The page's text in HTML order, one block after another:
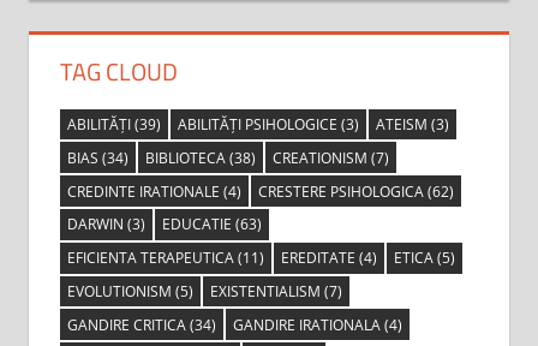
TAG CLOUD
ABILITĂȚI(39) ABILITĂȚI PSIHOLOGICE (3) ATEISM (3)
BIAS (34) BIBLIOTECA(38) CREATIONISM (7)
CREDINTE IRATIONALE (4) CRESTERE PSIHOLOGICA(62)
DARWIN (3) EDUCATIE (63)
EFICIENTA TERAPEUTICA(11) EREDITATE (4) ETICA(5)
EVOLUTIONISM (5) EXISTENTIALISM (7)
GANDIRE CRITICA(34) GANDIRE IRATIONALA(4)